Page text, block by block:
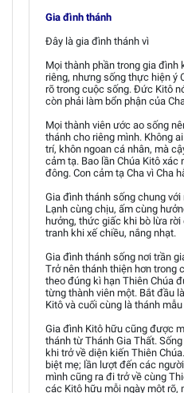
Gia đình thánh
Đây là gia đình thánh vì
Mọi thành phần trong gia đình
riêng, nhưng sống thực hiện ý
rõ trong cuộc sống. Đức Kitô
còn phải làm bổn phận của
Mọi thành viên ước ao sống
thánh cho riêng mình. Không
trí, khôn ngoan cá nhân, mà
cảm tạ. Bao lần Chúa Kitô
đông. Con cảm tạ Cha vì Cha
Gia đình thánh sống chung
Lạnh cùng chịu, ấm cùng
hưởng, thức giấc khi bò lừa
tranh khi xế chiều, nắng nhạt.
Gia đình thánh sống nơi trần
Trở nên thánh thiện hơn trong
theo đúng kì hạn Thiên Chúa
từng thành viên một. Bắt đầu
Kitô và cuối cùng là thánh
Gia đình Kitô hữu cũng được
thánh từ Thánh Gia Thất.
khi trở về diện kiến Thiên
biệt mẹ; lần lượt đến các
mình cũng ra đi trở về cùng
các Kitô hữu mỗi ngày một rõ,